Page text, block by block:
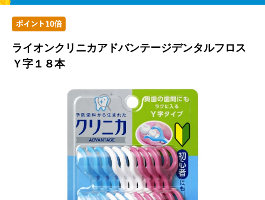
ライオンクリニカアドバンテージデンタルフロス
Ｙ字１８本